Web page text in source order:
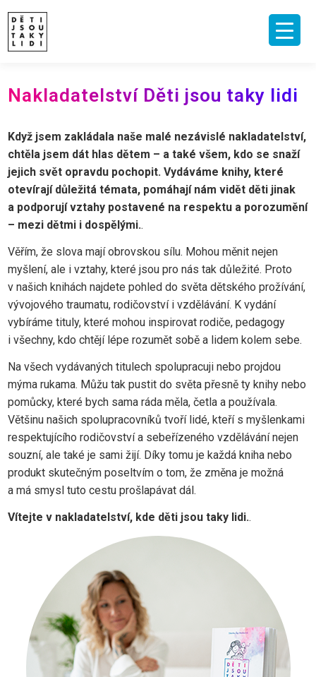
content
NAKLADATELSTVÍ
E-SHOP
ARCHIV ČLÁNKŮ
Nakladatelství Děti jsou taky lidi
Když jsem zakládala naše malé nezávislé nakladatelství,
chtěla jsem dát hlas dětem – a také všem, kdo se snaží
jejich svět opravdu pochopit. Vydáváme knihy, které
otevírají důležitá témata, pomáhají nám vidět děti jinak
a podporují vztahy postavené na respektu a porozumění
– mezi dětmi i dospělými..
Věřím, že slova mají obrovskou sílu. Mohou měnit nejen
myšlení, ale i vztahy, které jsou pro nás tak důležité. Proto
v našich knihách najdete pohled do světa dětského prožívání,
vývojového traumatu, rodičovství i vzdělávání. K vydání
vybíráme tituly, které mohou inspirovat rodiče, pedagogy
i všechny, kdo chtějí lépe rozumět sobě a lidem kolem sebe.
Na všech vydávaných titulech spolupracuji nebo projdou
mýma rukama. Můžu tak pustit do světa přesně ty knihy nebo
pomůcky, které bych sama ráda měla, četla a používala.
Většinu našich spolupracovníků tvoří lidé, kteří s myšlenkami
respektujícího rodičovství a sebeřízeného vzdělávání nejen
souzní, ale také je sami žijí. Díky tomu je každá kniha nebo
produkt skutečným poseltvím o tom, že změna je možná
a má smysl tuto cestu prošlapávat dál.
Vítejte v nakladatelství, kde děti jsou taky lidi..